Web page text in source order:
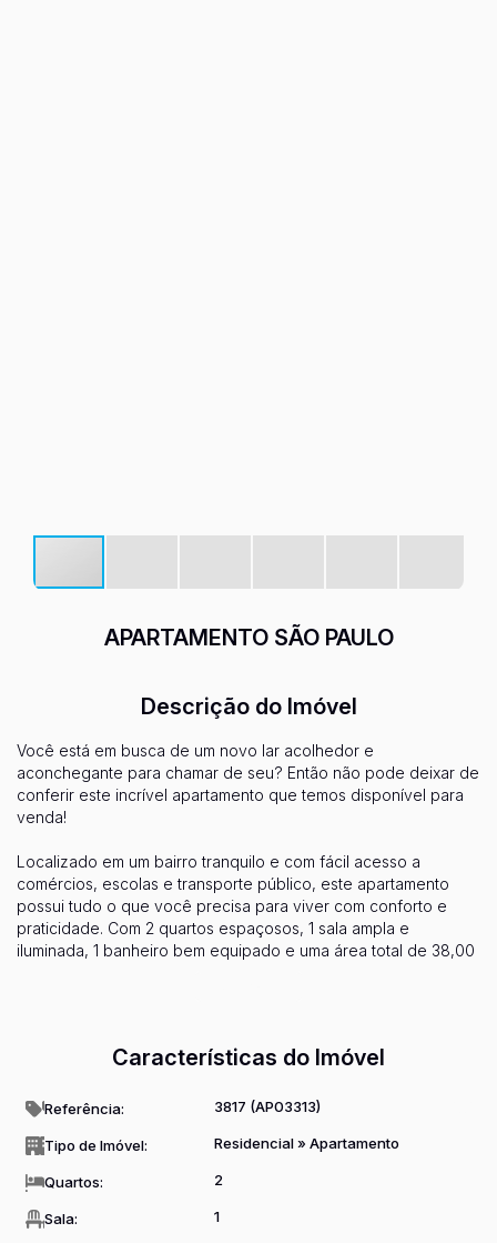
APARTAMENTO SÃO PAULO
Descrição do Imóvel
Você está em busca de um novo lar acolhedor e
aconchegante para chamar de seu? Então não pode deixar de
conferir este incrível apartamento que temos disponível para
venda!
Localizado em um bairro tranquilo e com fácil acesso a
comércios, escolas e transporte público, este apartamento
possui tudo o que você precisa para viver com conforto e
praticidade. Com 2 quartos espaçosos, 1 sala ampla e
iluminada, 1 banheiro bem equipado e uma área total de 38,00
Além disso, o apartamento conta com uma cozinha planejada,
completar, o condomínio oferece uma infraestrutura completa
24 horas para garantir a segurança e o bem-estar de todos os
moradores.
Não perca esta oportunidade única de adquirir um imóvel de
Características do Imóvel
Referência: 3817 (AP03313)
Tipo de Imóvel: Residencial» Apartamento
Quartos: 2
Sala: 1